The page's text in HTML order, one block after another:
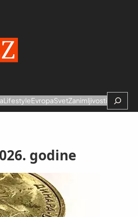
LifestyleEvropaSvetZanimljivostiSearch
godine